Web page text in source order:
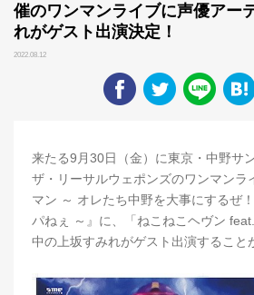
催のワンマンライブに声優アー
れがゲスト出演決定！
2022.08.12
来たる9月30日（金）に東京・中野サ
ザ・リーサルウェポンズのワンマンラ
マン ～ オレたち中野を大事にするぜ
パねぇ ～』に、「ねこねこヘヴン
中の上坂すみれがゲスト出演すること